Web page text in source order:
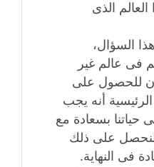
الذى
السؤال،
فى عالم غير
للحصول على
أنه يجب
حياتنا بسعادة مع
لنحصل على ذلك
فى النهاية.